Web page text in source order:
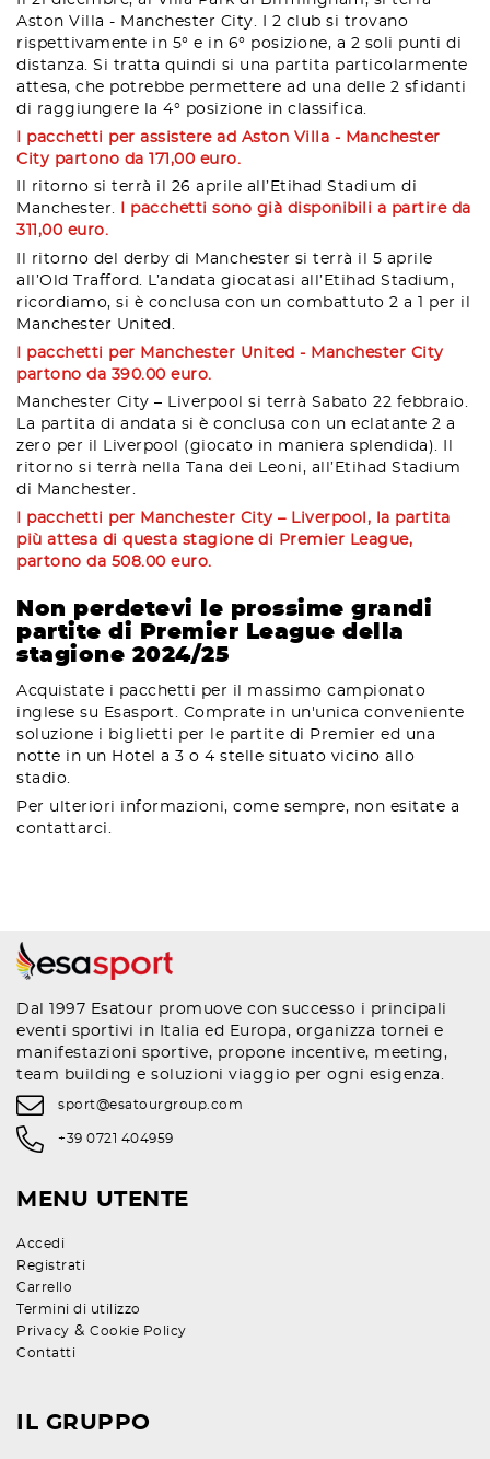
Aston Villa - Manchester City. I 2 club si trovano
rispettivamente in 5° e in 6° posizione, a 2 soli punti di
distanza. Si tratta quindi si una partita particolarmente
attesa, che potrebbe permettere ad una delle 2 sfidanti
di raggiungere la 4° posizione in classifica.
I pacchetti per assistere ad Aston Villa - Manchester
City partono da 171,00 euro.
Il ritorno si terrà il 26 aprile all’Etihad Stadium di
Manchester.
I pacchetti sono già disponibili a partire da
311,00 euro.
Il ritorno del derby di Manchester si terrà il 5 aprile
all’Old Trafford. L’andata giocatasi all’Etihad Stadium,
ricordiamo, si è conclusa con un combattuto 2 a 1 per il
Manchester United.
I pacchetti per Manchester United - Manchester City
partono da 390.00 euro.
Manchester City – Liverpool si terrà Sabato 22 febbraio.
La partita di andata si è conclusa con un eclatante 2 a
zero per il Liverpool (giocato in maniera splendida). Il
ritorno si terrà nella Tana dei Leoni, all’Etihad Stadium
di Manchester.
I pacchetti per Manchester City – Liverpool, la partita
più attesa di questa stagione di Premier League,
partono da 508.00 euro.
Non perdetevi le prossime grandi
partite di Premier League della
stagione 2024/25
Acquistate i pacchetti per il massimo campionato
inglese su Esasport. Comprate in un'unica conveniente
soluzione i biglietti per le partite di Premier ed una
notte in un Hotel a 3 o 4 stelle situato vicino allo
stadio.
Per ulteriori informazioni, come sempre, non esitate a
contattarci.
Dal 1997 Esatour promuove con successo i principali
eventi sportivi in Italia ed Europa, organizza tornei e
manifestazioni sportive, propone incentive, meeting,
team building e soluzioni viaggio per ogni esigenza.
sport@esatourgroup.com
+39 0721 404959
MENU UTENTE
Accedi
Registrati
Carrello
Termini di utilizzo
Privacy & Cookie Policy
Contatti
IL GRUPPO